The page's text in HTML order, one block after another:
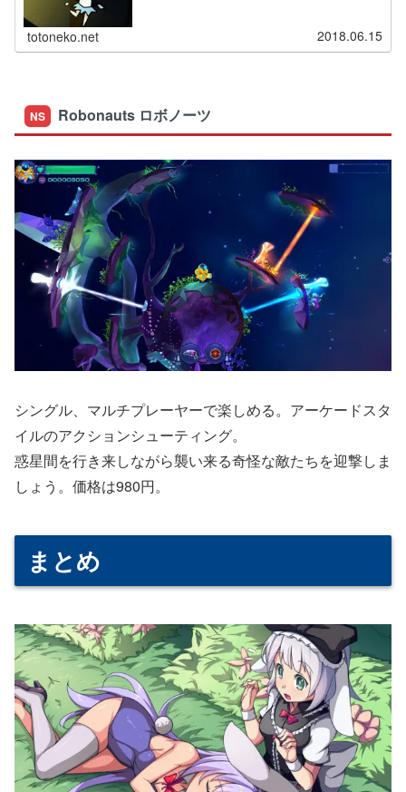
totoneko.net 2018.06.15
NS Robonauts ロボノーツ
シングル、マルチプレーヤーで楽しめる。アーケードスタ
イルのアクションシューティング。
惑星間を行き来しながら襲い来る奇怪な敵たちを迎撃しま
しょう。価格は980円。
まとめ